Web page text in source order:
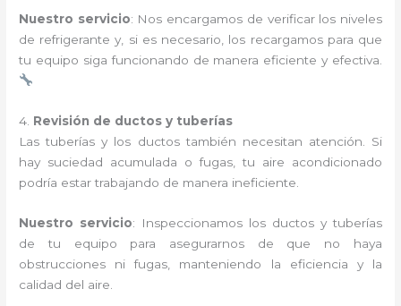
Nuestro servicio: Nos encargamos de verificar los niveles
de refrigerante y, si es necesario, los recargamos para que
tu equipo siga funcionando de manera eficiente y efectiva.
4. Revisión de ductos y tuberías
Las tuberías y los ductos también necesitan atención. Si
hay suciedad acumulada o fugas, tu aire acondicionado
podría estar trabajando de manera ineficiente.
Nuestro servicio: Inspeccionamos los ductos y tuberías
de tu equipo para asegurarnos de que no haya
obstrucciones ni fugas, manteniendo la eficiencia y la
calidad del aire.